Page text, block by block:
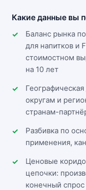
Какие данные вы
Баланс рынка
для напитков и
стоимостном
на 10 лет
округам и
странам-
Разбивка по
применения,
Ценовые
цепочки:
конечный спрос